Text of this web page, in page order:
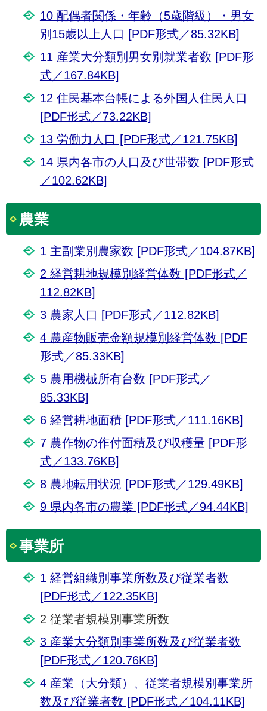
10 配偶者関係・年齢（5歳階級）・男女
別15歳以上人口 [PDF形式／85.32KB]
11 産業大分類別男女別就業者数 [PDF形
式／167.84KB]
12 住民基本台帳による外国人住民人口
[PDF形式／73.22KB]
13 労働力人口 [PDF形式／121.75KB]
14 県内各市の人口及び世帯数 [PDF形式
／102.62KB]
農業
1 主副業別農家数 [PDF形式／104.87KB]
2 経営耕地規模別経営体数 [PDF形式／
112.82KB]
3 農家人口 [PDF形式／112.82KB]
4 農産物販売金額規模別経営体数 [PDF
形式／85.33KB]
5 農用機械所有台数 [PDF形式／
85.33KB]
6 経営耕地面積 [PDF形式／111.16KB]
7 農作物の作付面積及び収穫量 [PDF形
式／133.76KB]
8 農地転用状況 [PDF形式／129.49KB]
9 県内各市の農業 [PDF形式／94.44KB]
事業所
1 経営組織別事業所数及び従業者数
[PDF形式／122.35KB]
2 従業者規模別事業所数
3 産業大分類別事業所数及び従業者数
[PDF形式／120.76KB]
4 産業（大分類）、従業者規模別事業所
数及び従業者数 [PDF形式／104.11KB]